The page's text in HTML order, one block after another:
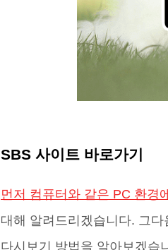
SBS 사이트 바로가기
먼저 컴퓨터와 같은 PC 환경
대해 알려드리겠습니다. 그
다시보기 방법을 알아보겠습